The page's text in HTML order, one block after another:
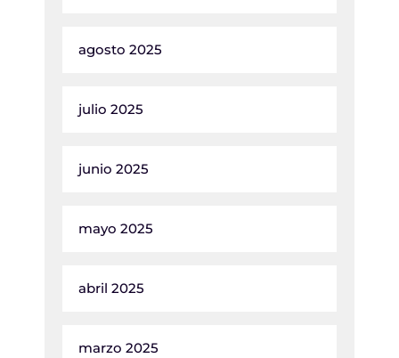
agosto 2025
julio 2025
junio 2025
mayo 2025
abril 2025
marzo 2025